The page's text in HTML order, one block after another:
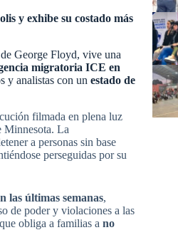
y exhibe su costado más
George Floyd, vive una
migratoria ICE en
y analistas con un estado de
filmada en plena luz
Minnesota. La
a personas sin base
perseguidas por su
las últimas semanas,
de poder y violaciones a las
obliga a familias a no